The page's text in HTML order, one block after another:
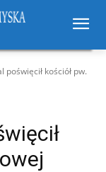
poświęcił kościół pw.